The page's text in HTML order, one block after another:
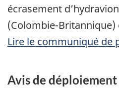
écrasement
(Colombie-Britannique)
Lire le communiqué de
Avis de déploiement